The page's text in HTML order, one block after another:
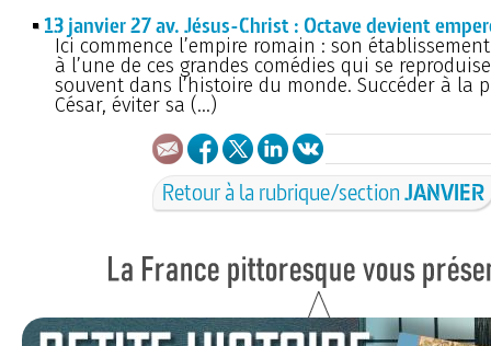
13 janvier 27 av. Jésus-Christ : Octave devient
Ici commence l’empire romain : son
à l’une de ces grandes comédies qui se
souvent dans l’histoire du monde. Succéder à la
César, éviter sa (…)
Retour à la rubrique/sectionJANVIER